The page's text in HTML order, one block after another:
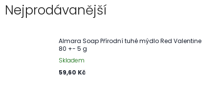
Nejprodávanější
Almara Soap Přírodní tuhé mýdlo Red Valentine
80 +- 5 g
Skladem
59,60 Kč